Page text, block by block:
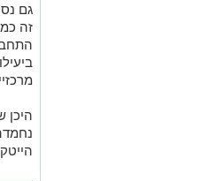
גם
זה
היכן